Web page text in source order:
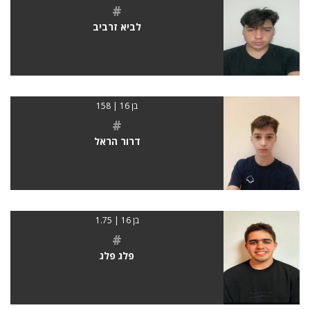
#
לביא זרביב
בן 16 | 158
#
דרור הראל
בן 16 | 1.75
#
פלג פלג